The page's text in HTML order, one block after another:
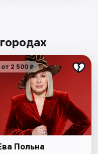
от 2 500 ₽
Польна